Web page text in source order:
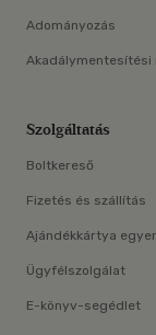
Adományozás
Akadálymentesítési
Szolgáltatás
Boltkereső
Fizetés és szállítás
Ajándékkártya
Ügyfélszolgálat
E-könyv-segédlet